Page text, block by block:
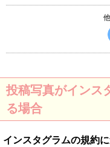
投稿写真がインス
る場合
インスタグラムの規約